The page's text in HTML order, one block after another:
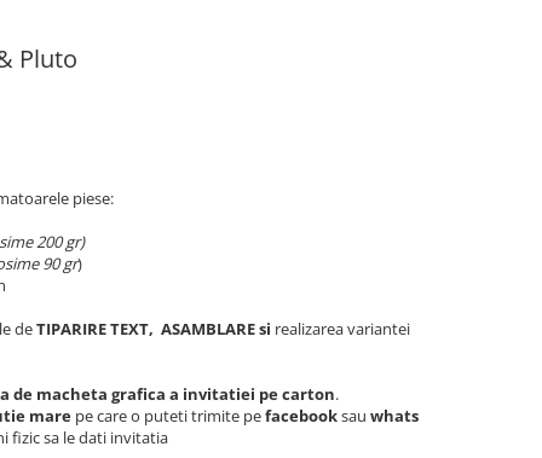
Pluto
piese:
200 gr)
90 gr)
deTIPARIRE TEXT, ASAMBLARE si realizarea variantei
macheta grafica a invitatiei pe carton.
mare pe care o puteti trimite pefacebooksau whats
fizic sa le dati invitatia